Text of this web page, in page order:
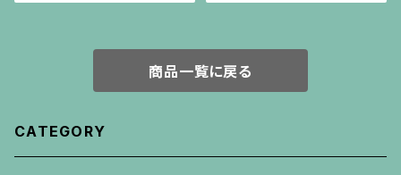
商品一覧に戻る
CATEGORY